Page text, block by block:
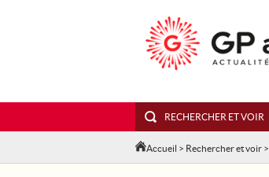
RECHERCHER ET VOIR
Accueil > Rechercher et voir >